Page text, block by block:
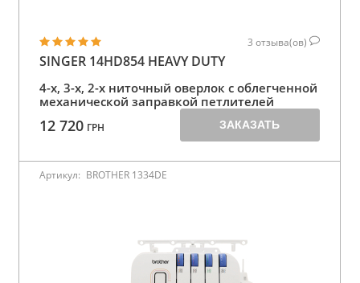
3 отзыва(ов)
SINGER 14HD854 HEAVY DUTY
4-х, 3-х, 2-х ниточный оверлок с облегченной
механической заправкой петлителей
12 720 ГРН ЗАКАЗАТЬ
Артикул: BROTHER 1334DE